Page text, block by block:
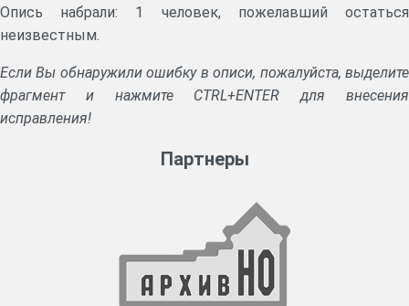
Опись набрали: 1 человек, пожелавший остаться
неизвестным.
Если Вы обнаружили ошибку в описи, пожалуйста, выделите
фрагмент и нажмите CTRL+ENTER для внесения
исправления!
Партнеры